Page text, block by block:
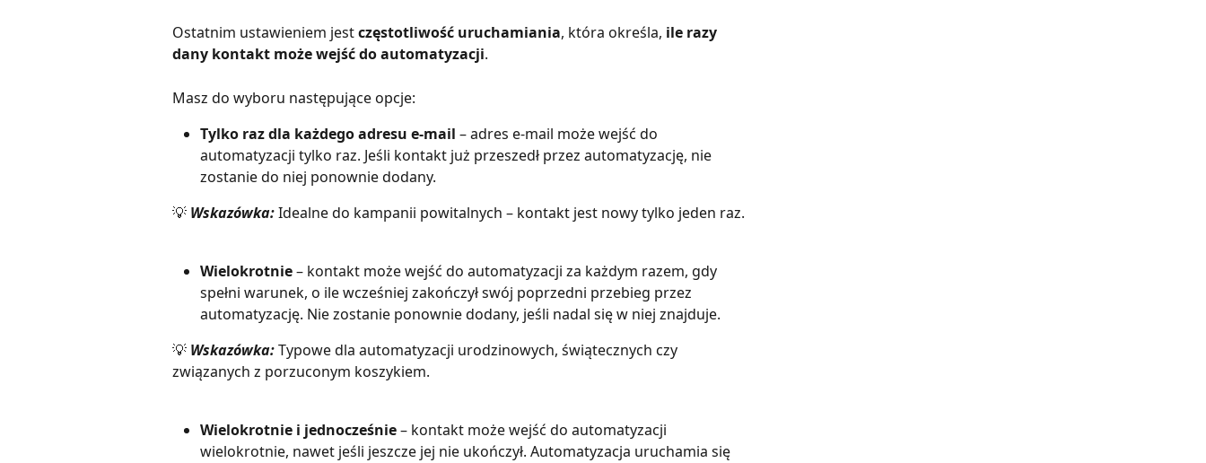
Ostatnim ustawieniem jest częstotliwość uruchamiania, która określa, ile razy
dany kontakt może wejść do automatyzacji.
Masz do wyboru następujące opcje:
Tylko raz dla każdego adresu e-mail – adres e-mail może wejść do
automatyzacji tylko raz. Jeśli kontakt już przeszedł przez automatyzację, nie
zostanie do niej ponownie dodany.
💡 Wskazówka: Idealne do kampanii powitalnych – kontakt jest nowy tylko jeden raz.
Wielokrotnie – kontakt może wejść do automatyzacji za każdym razem, gdy
spełni warunek, o ile wcześniej zakończył swój poprzedni przebieg przez
automatyzację. Nie zostanie ponownie dodany, jeśli nadal się w niej znajduje.
💡 Wskazówka: Typowe dla automatyzacji urodzinowych, świątecznych czy
związanych z porzuconym koszykiem.
Wielokrotnie i jednocześnie – kontakt może wejść do automatyzacji
wielokrotnie, nawet jeśli jeszcze jej nie ukończył. Automatyzacja uruchamia się